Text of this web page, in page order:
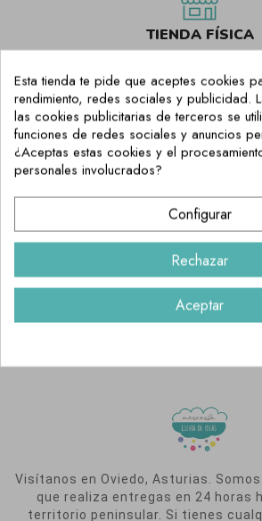
TIENDA FÍSICA
Compra online y Recoge en
ENVÍO 24H.
Preparamos tu envío y lo recibes en
CLASES Y CURSOS
¡Apúntate a nuestras
Visítanos en Oviedo, Asturias.
que realiza entregas en 24 horas
territorio peninsular. Si tienes
Esta tienda te pide que aceptes cookies
rendimiento, redes sociales y publicidad.
las cookies publicitarias de terceros se
funciones de redes sociales y anuncios
¿Aceptas estas cookies y el
personales involucrados?
Configurar
Rechazar
Aceptar